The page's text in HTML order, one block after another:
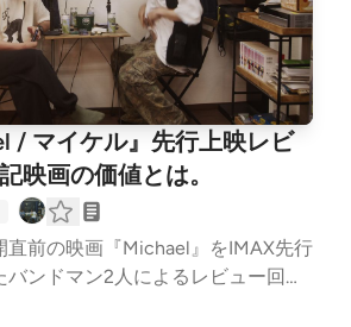
康診断に行きましょう。🎙️目次🎙️
マホを失ったKazma。絶望の二日
30歳で初・日帰り人間ドッ
00:06:20 痛風の恐怖と、胃・食道
行ってないジムへの上納金
の生活00:12:15 世の中は「スマド
志向00:16:59 「不健康＝ロッ
太ったボーカルへの風当たり00:23:
み会」の魔力00:33:12 生涯医療費
飲みはさらに金がかかる絶望00:3
歩？縄跳びの購入とランニングサ
/ マイケル』先行上映レビ
映画の価値とは。
直前の映画『Michael』をIMAX先行
ンドマン2人によるレビュー回！
ンの大ファンである理久と、マイ